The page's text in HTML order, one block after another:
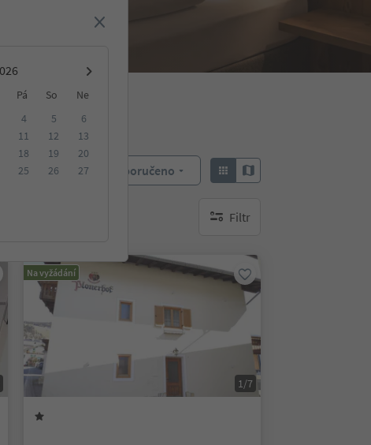
Pá So
Ne
4 5
6
11 12
13
18 19
20
25 26
27
Objednat: Doporučeno
Filtr
brak aktywnych filtrów
Na vyžádání
1/7